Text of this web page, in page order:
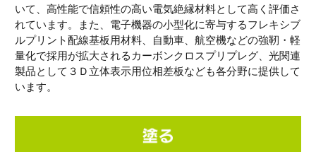
いて、高性能で信頼性の高い電気絶縁材料として高く評価さ
れています。また、電子機器の小型化に寄与するフレキシブ
ルプリント配線基板用材料、自動車、航空機などの強靭・軽
量化で採用が拡大されるカーボンクロスプリプレグ、光関連
製品として３Ｄ立体表示用位相差板なども各分野に提供して
います。